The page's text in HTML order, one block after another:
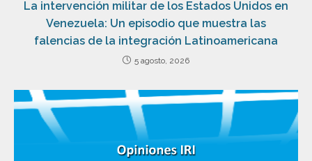
La intervención militar de los Estados Unidos en
Venezuela: Un episodio que muestra las
falencias de la integración Latinoamericana
5 agosto, 2026